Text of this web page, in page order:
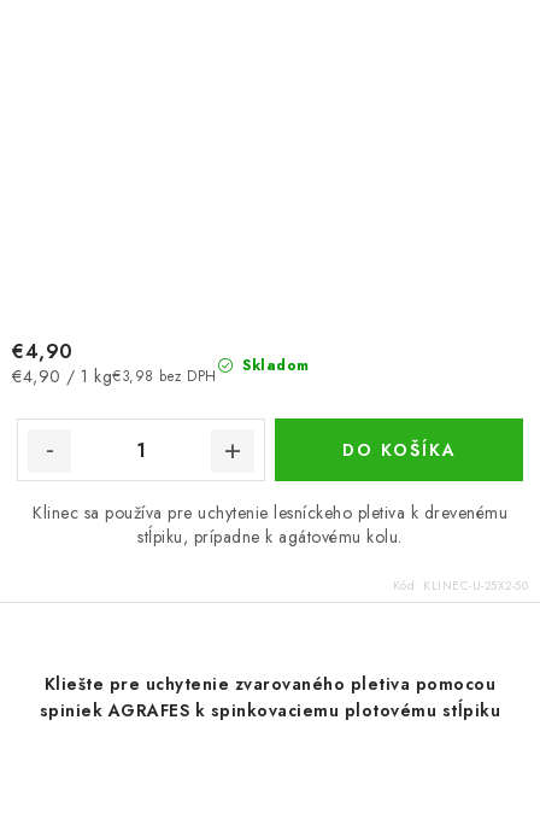
Skladom
€3,98 bez DPH
€4,90
Jednotková
€4,90 / 1 kg
DO KOŠÍKA
Klinec sa používa pre uchytenie lesníckeho pletiva k drevenému
stĺpiku, prípadne k agátovému kolu.
Kód: KLINEC-U-25X2-50
Kliešte pre uchytenie zvarovaného pletiva pomocou
spiniek AGRAFES k spinkovaciemu plotovému stĺpiku